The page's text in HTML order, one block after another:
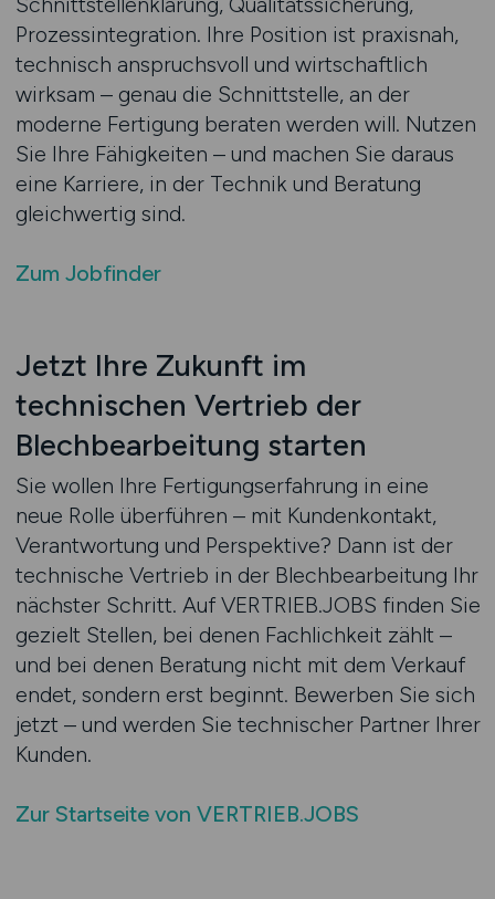
Prozessintegration. Ihre Position ist praxisnah,
technisch anspruchsvoll und wirtschaftlich
wirksam – genau die Schnittstelle, an der
moderne Fertigung beraten werden will. Nutzen
Sie Ihre Fähigkeiten – und machen Sie daraus
eine Karriere, in der Technik und Beratung
gleichwertig sind.
Zum Jobfinder
Jetzt Ihre Zukunft im
technischen Vertrieb der
Blechbearbeitung starten
Sie wollen Ihre Fertigungserfahrung in eine
neue Rolle überführen – mit Kundenkontakt,
Verantwortung und Perspektive? Dann ist der
technische Vertrieb in der Blechbearbeitung Ihr
nächster Schritt. Auf VERTRIEB.JOBS finden Sie
gezielt Stellen, bei denen Fachlichkeit zählt –
und bei denen Beratung nicht mit dem Verkauf
endet, sondern erst beginnt. Bewerben Sie sich
jetzt – und werden Sie technischer Partner Ihrer
Kunden.
Zur Startseite von VERTRIEB.JOBS